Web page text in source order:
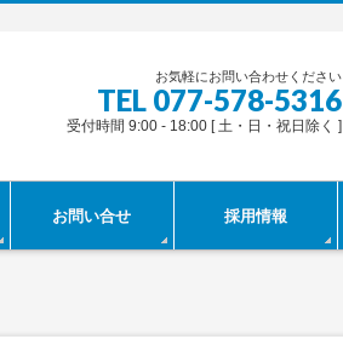
お気軽にお問い合わせください
TEL 077-578-5316
受付時間 9:00 - 18:00 [ 土・日・祝日除く ]
お問い合せ 採用情報